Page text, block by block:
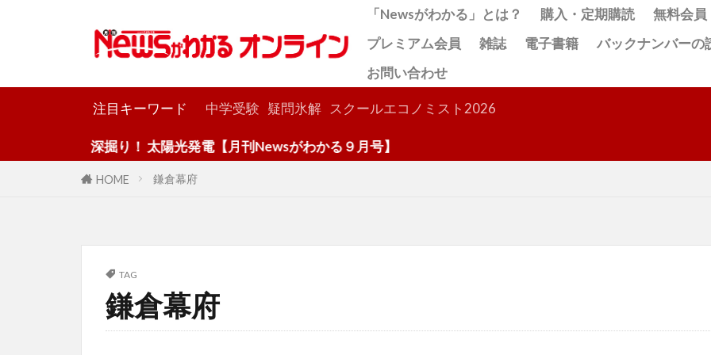
「Newsがわかる」とは？ 購入・定期購読
無料会員
プレミアム会員
雑誌 電子書籍
バックナンバーの
お問い合わせ
注目キーワード 中学受験 疑問氷解 スクールエコノミスト2026
深掘り！ 太陽光発電【月刊Newsがわかる９月号】
HOME 鎌倉幕府
TAG
鎌倉幕府
検索